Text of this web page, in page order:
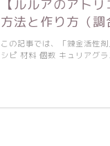
【ルルアのアト
方法と作り方（調
この記事では、「錬金活性
シピ 材料 個数 キュリアグ